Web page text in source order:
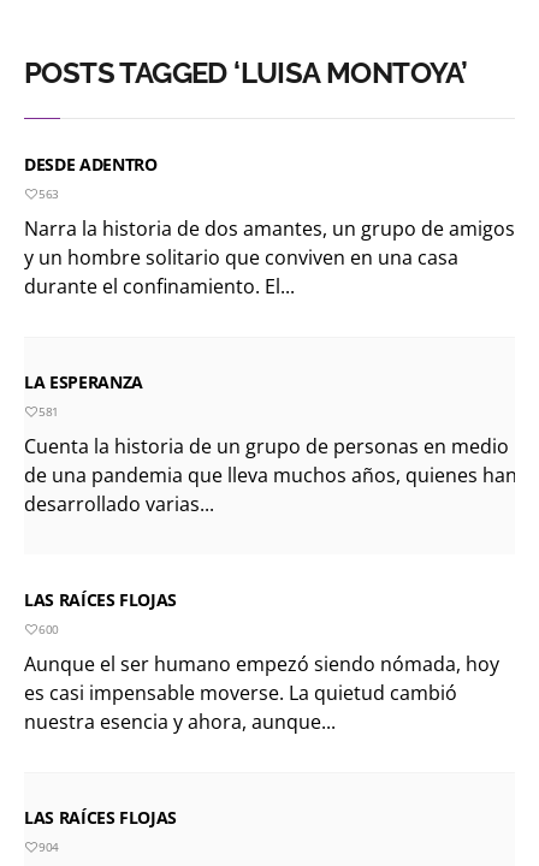
POSTS TAGGED ‘LUISA MONTOYA’
DESDE ADENTRO
563
Narra la historia de dos amantes, un grupo de amigos
y un hombre solitario que conviven en una casa
durante el confinamiento. El...
LA ESPERANZA
581
Cuenta la historia de un grupo de personas en medio
de una pandemia que lleva muchos años, quienes han
desarrollado varias...
LAS RAÍCES FLOJAS
600
Aunque el ser humano empezó siendo nómada, hoy
es casi impensable moverse. La quietud cambió
nuestra esencia y ahora, aunque...
LAS RAÍCES FLOJAS
904